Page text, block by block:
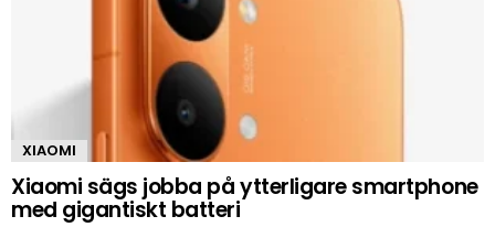
XIAOMI
Xiaomi sägs jobba på ytterligare smartphone
med gigantiskt batteri